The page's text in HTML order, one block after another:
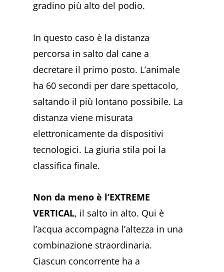
gradino più alto del podio.
In questo caso è la distanza
percorsa in salto dal cane a
decretare il primo posto. L’animale
ha 60 secondi per dare spettacolo,
saltando il più lontano possibile. La
distanza viene misurata
elettronicamente da dispositivi
tecnologici. La giuria stila poi la
classifica finale.
Non da meno è l’EXTREME
VERTICAL, il salto in alto. Qui è
l’acqua accompagna l’altezza in una
combinazione straordinaria.
Ciascun concorrente ha a